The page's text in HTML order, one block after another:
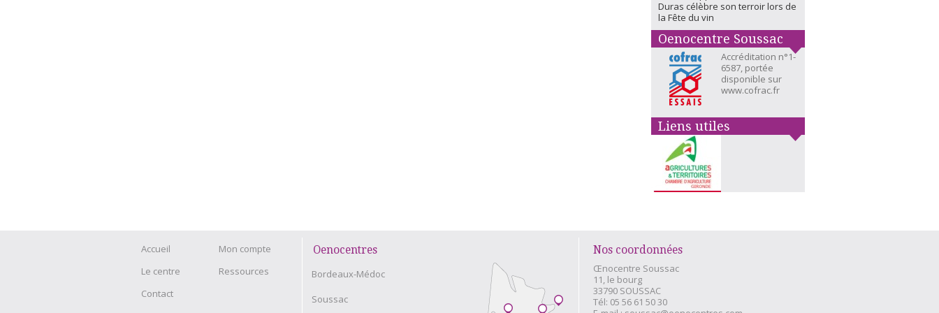
Duras célèbre son terroir lors de
la Fête du vin
Oenocentre Soussac
Accréditation n°1-
6587, portée
disponible sur
www.cofrac.fr
Liens utiles
Accueil
Mon compte
Le centre
Ressources
Contact
Oenocentres
Bordeaux-Médoc
Soussac
Nos coordonnées
Œnocentre Soussac
11, le bourg
33790 SOUSSAC
Tél: 05 56 61 50 30